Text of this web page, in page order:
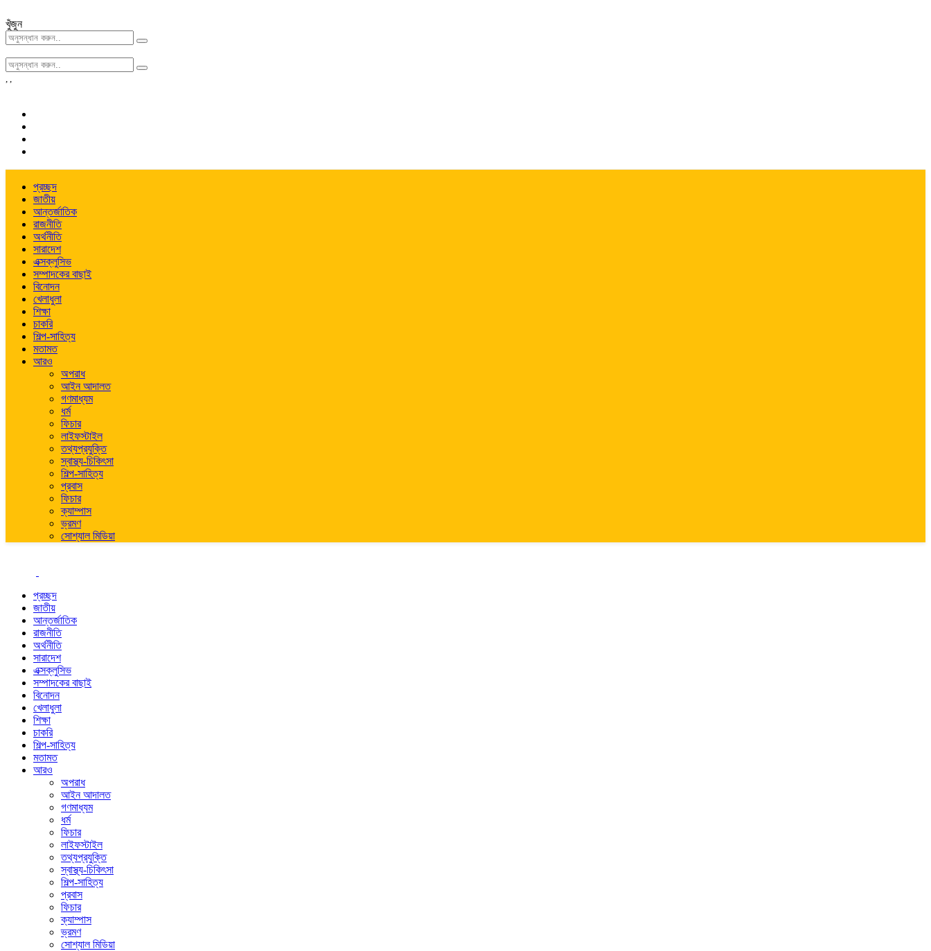
খুঁজুন
, ,
প্রচ্ছদ
জাতীয়
আন্তর্জাতিক
রাজনীতি
অর্থনীতি
সারাদেশ
এক্সক্লুসিভ
সম্পাদকের বাছাই
বিনোদন
খেলাধুলা
শিক্ষা
চাকরি
শিল্প-সাহিত্য
মতামত
আরও
অপরাধ
আইন আদালত
গণমাধ্যম
ধর্ম
ফিচার
লাইফস্টাইল
তথ্যপ্রযুক্তি
স্বাস্থ্য-চিকিৎসা
শিল্প-সাহিত্য
প্রবাস
ফিচার
ক্যাম্পাস
ভ্রমণ
সোশ্যাল মিডিয়া
প্রচ্ছদ
জাতীয়
আন্তর্জাতিক
রাজনীতি
অর্থনীতি
সারাদেশ
এক্সক্লুসিভ
সম্পাদকের বাছাই
বিনোদন
খেলাধুলা
শিক্ষা
চাকরি
শিল্প-সাহিত্য
মতামত
আরও
অপরাধ
আইন আদালত
গণমাধ্যম
ধর্ম
ফিচার
লাইফস্টাইল
তথ্যপ্রযুক্তি
স্বাস্থ্য-চিকিৎসা
শিল্প-সাহিত্য
প্রবাস
ফিচার
ক্যাম্পাস
ভ্রমণ
সোশ্যাল মিডিয়া